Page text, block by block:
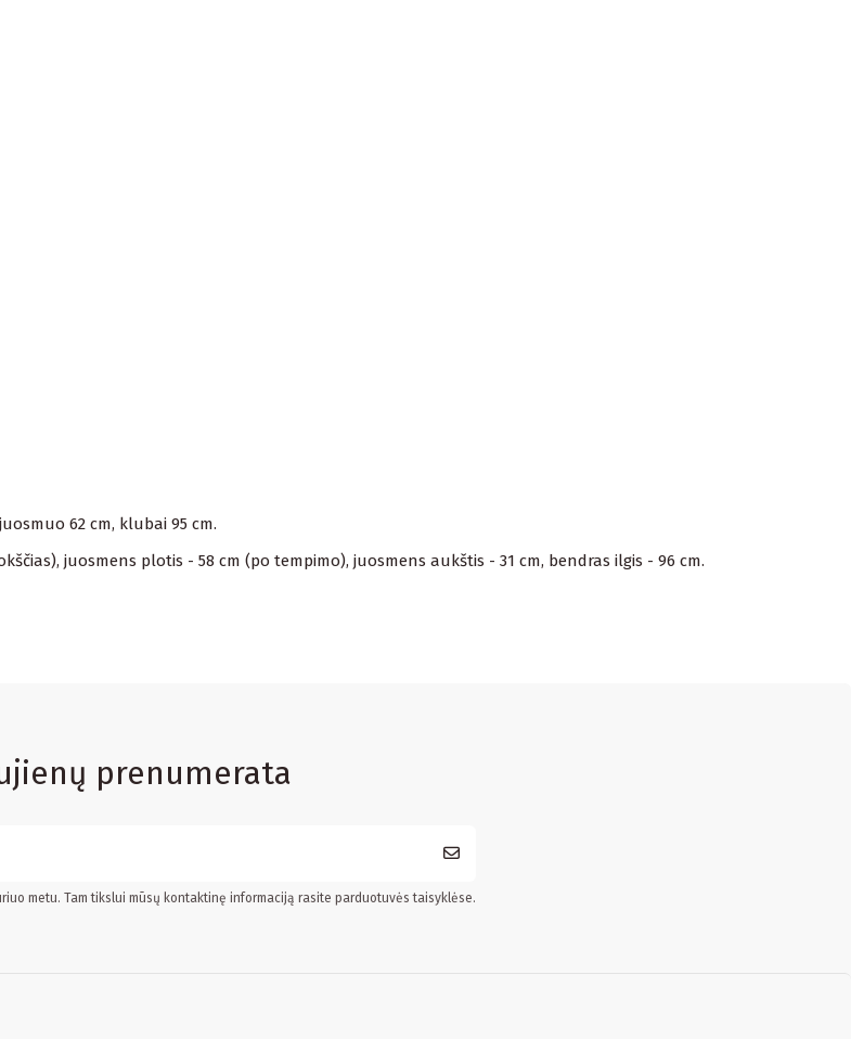
62 cm, klubai 95 cm.
juosmens plotis - 58 cm (po tempimo), juosmens aukštis - 31 cm, bendras ilgis - 96 cm.
prenumerata
metu. Tam tikslui mūsų kontaktinę informaciją rasite parduotuvės taisyklėse.